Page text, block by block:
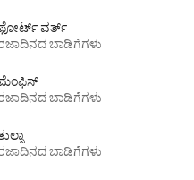
ವರ್ತ್
ಬಾಡಿಗೆಗಳು
ಬಾಡಿಗೆಗಳು
ಬಾಡಿಗೆಗಳು